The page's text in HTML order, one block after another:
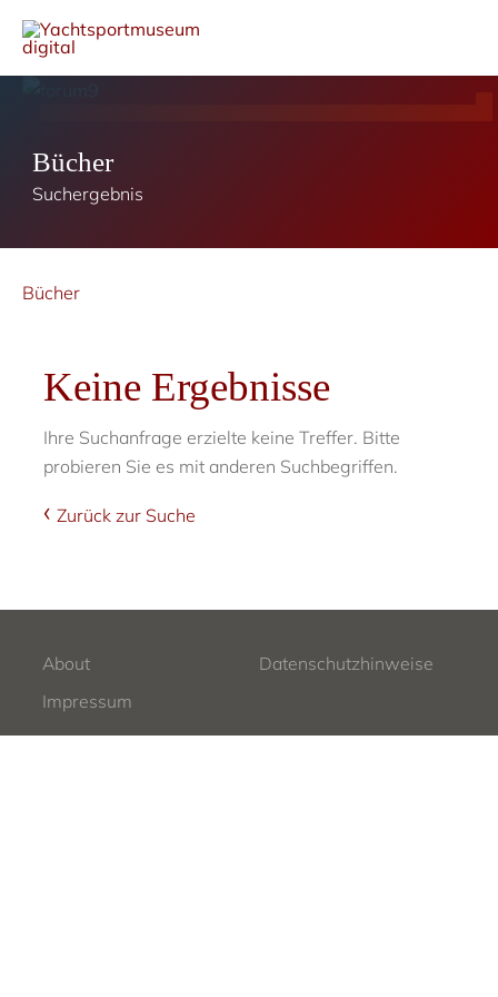
Bücher
Suchergebnis
Bücher
Keine Ergebnisse
Ihre Suchanfrage erzielte keine Treffer. Bitte
probieren Sie es mit anderen Suchbegriffen.
Zurück zur Suche
About
Datenschutzhinweise
Impressum